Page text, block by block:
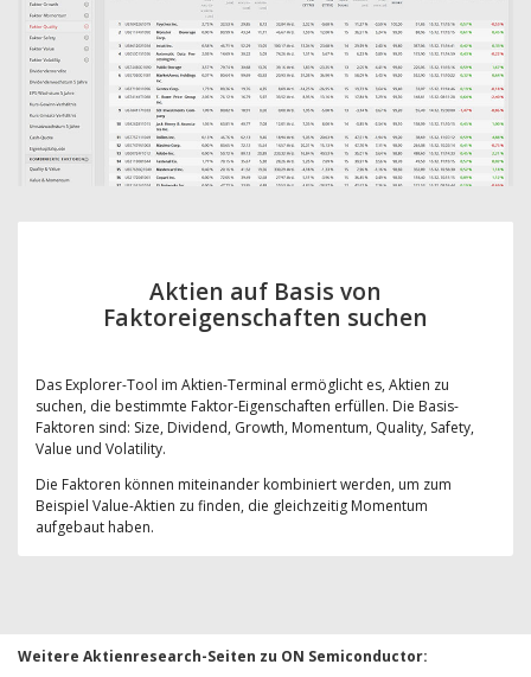
Aktien auf Basis von
Faktoreigenschaften suchen
Das Explorer-Tool im Aktien-Terminal ermöglicht es, Aktien zu
suchen, die bestimmte Faktor-Eigenschaften erfüllen. Die Basis-
Faktoren sind: Size, Dividend, Growth, Momentum, Quality, Safety,
Value und Volatility.
Die Faktoren können miteinander kombiniert werden, um zum
Beispiel Value-Aktien zu finden, die gleichzeitig Momentum
aufgebaut haben.
Weitere Aktienresearch-Seiten zu ON Semiconductor: